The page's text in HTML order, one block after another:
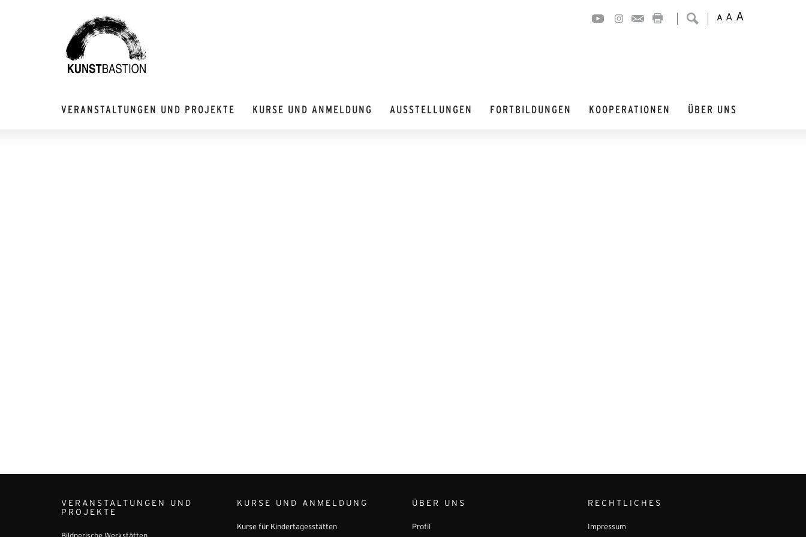
A A A
VERANSTALTUNGEN UND PROJEKTE KURSE UND ANMELDUNG AUSSTELLUNGEN FORTBILDUNGEN KOOPERATIONEN ÜBER UNS
VERANSTALTUNGEN UND
PROJEKTE
KURSE UND ANMELDUNG
Kurse für Kindertagesstätten
ÜBER UNS
Profil
RECHTLICHES
Impressum